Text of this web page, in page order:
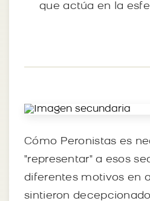
que actúa en la
Cómo Peronistas es
"representar" a esos
diferentes motivos en
sintieron